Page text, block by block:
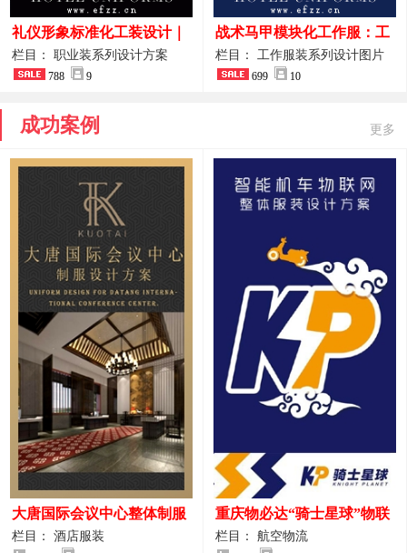
礼仪形象标准化工装设计｜
高端服务业仪态塑造专属职
业装系列
栏目： 职业装系列设计方案
788 9
战术马甲模块化工作服：工
程巡检与设备调试岗位的多
功能收纳设计
栏目： 工作服装系列设计图片
699 10
成功案例 更多
大唐国际会议中心整体制服
设计案例
栏目： 酒店服装
重庆物必达“骑士星球”物联
网派送人员服装设计案例
栏目： 航空物流